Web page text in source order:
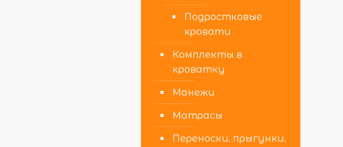
Подростковые
кровати
Комплекты в
кроватку
Манежи
Матрасы
Переноски, прыгунки,